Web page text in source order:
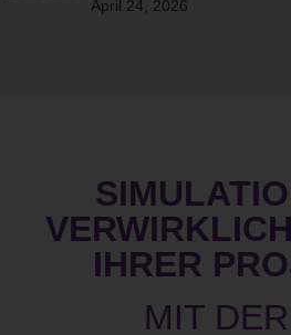
April 24, 2026
IHRER